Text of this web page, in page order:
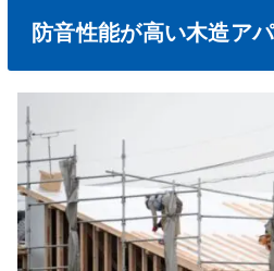
防音性能が高い木造ア